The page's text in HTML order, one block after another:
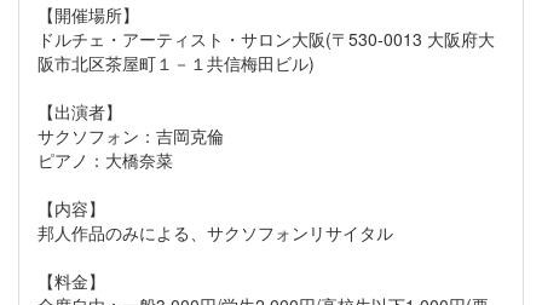
【開催場所】
ドルチェ・アーティスト・サロン大阪(〒530-0013 大阪府大
阪市北区茶屋町１－１共信梅田ビル)
【出演者】
サクソフォン：吉岡克倫
ピアノ：大橋奈菜
【内容】
邦人作品のみによる、サクソフォンリサイタル
【料金】